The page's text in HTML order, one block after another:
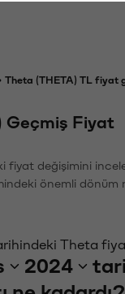
Theta (THETA) TL fiyat
Geçmiş Fiyat
fiyat değişimini
önemli dönüm
Theta
2024